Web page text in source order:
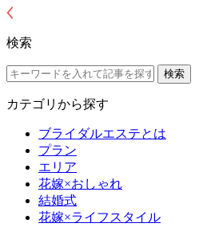
検索
カテゴリから探す
ブライダルエステとは
プラン
エリア
花嫁×おしゃれ
結婚式
花嫁×ライフスタイル